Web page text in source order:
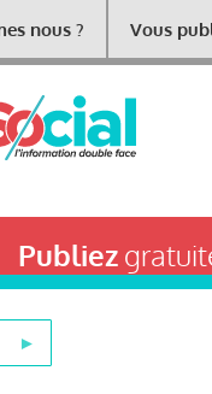
nous ? Vous
Publiez